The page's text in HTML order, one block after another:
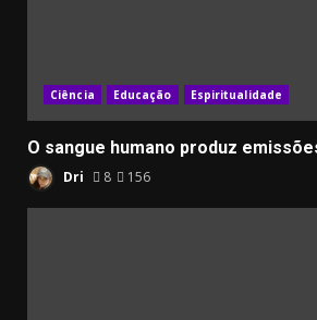
Ciência Educação Espiritualidade
O sangue humano produz
Dri 8 156